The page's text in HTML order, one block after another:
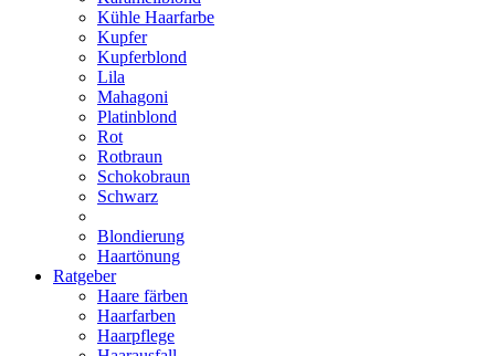
Kühle Haarfarbe
Kupfer
Kupferblond
Lila
Mahagoni
Platinblond
Rot
Rotbraun
Schokobraun
Schwarz
Blondierung
Haartönung
Ratgeber
Haare färben
Haarfarben
Haarpflege